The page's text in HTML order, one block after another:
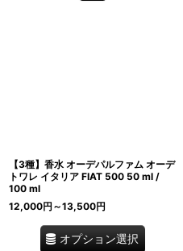
【3種】香水 オーデパルファム オーデ
トワレ イタリア FIAT 500 50 ml /
100 ml
12,000円 ～13,500円
オプション選択